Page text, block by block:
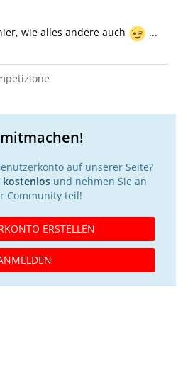
wie alles andere auch
...
auf unserer Seite?
kostenlosund nehmen Sie an
Community teil!
ERSTELLEN